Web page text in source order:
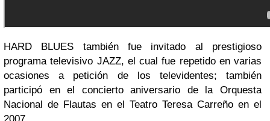
HARD BLUES también fue invitado al prestigioso
programa televisivo JAZZ, el cual fue repetido en varias
ocasiones a petición de los televidentes; también
participó en el concierto aniversario de la Orquesta
Nacional de Flautas en el Teatro Teresa Carreño en el